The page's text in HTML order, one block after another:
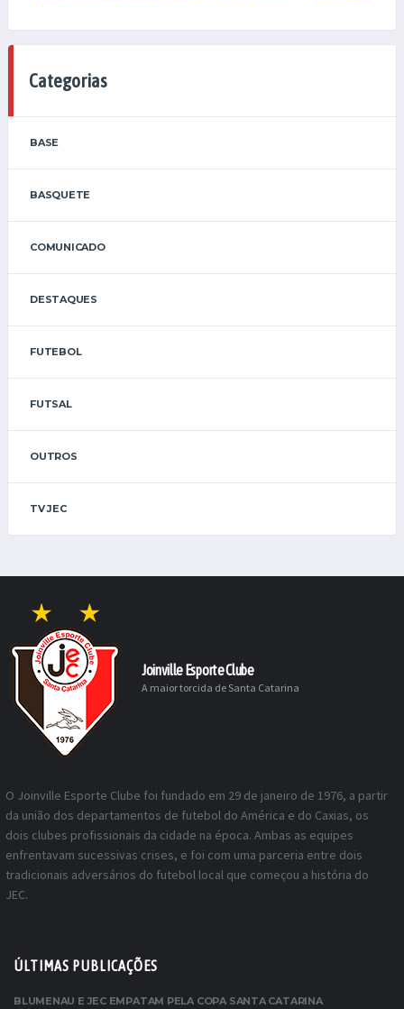
Categorias
BASE
BASQUETE
COMUNICADO
DESTAQUES
FUTEBOL
FUTSAL
OUTROS
TV JEC
Joinville Esporte Clube
A maior torcida de Santa Catarina
O Joinville Esporte Clube foi fundado em 29 de janeiro de 1976, a partir
da união dos departamentos de futebol do América e do Caxias, os
dois clubes profissionais da cidade na época. Ambas as equipes
enfrentavam sucessivas crises, e foi com uma parceria entre dois
tradicionais adversários do futebol local que começou a história do
JEC.
ÚLTIMAS PUBLICAÇÕES
BLUMENAU E JEC EMPATAM PELA COPA SANTA CATARINA